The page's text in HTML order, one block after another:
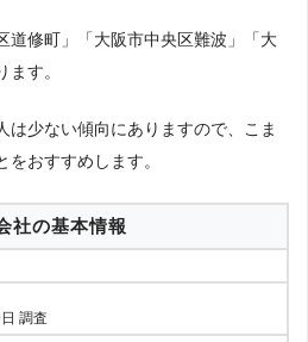
道修町」「大阪市中央区難波」「大
す。
は少ない傾向にありますので、こま
おすすめします。
社の基本情報
調査